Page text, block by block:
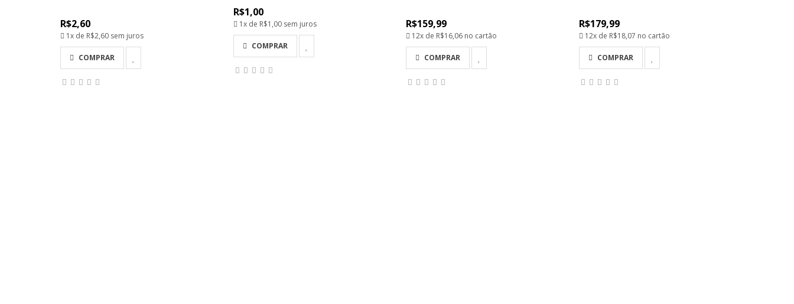
R$2,60
1x de R$2,60 sem juros
COMPRAR
R$1,00
1x de R$1,00 sem juros
COMPRAR
R$159,99
12x de R$16,06 no cartão
COMPRAR
R$179,99
12x de R$18,07 no cartão
COMPRAR